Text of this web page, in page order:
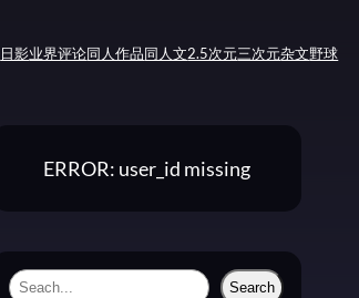
日影业界评论同人作品同人文2.5次元三次元杂文野球
ERROR: user_id missing
S
Search